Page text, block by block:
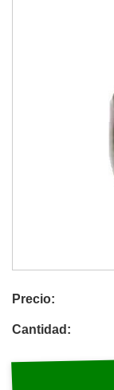
Precio:
Cantidad: